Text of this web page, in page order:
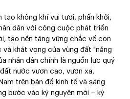
tạo không khí vui tươi, phấn khởi,
dân với công cuộc phát triển
tạo nền tảng vững chắc về con
và khát vọng của vùng đất "nặng
nhân dân chính là nguồn lực quý
nước vươn cao, vươn xa,
trên bản đồ kinh tế và sáng
bước vào kỷ nguyên mới – kỷ